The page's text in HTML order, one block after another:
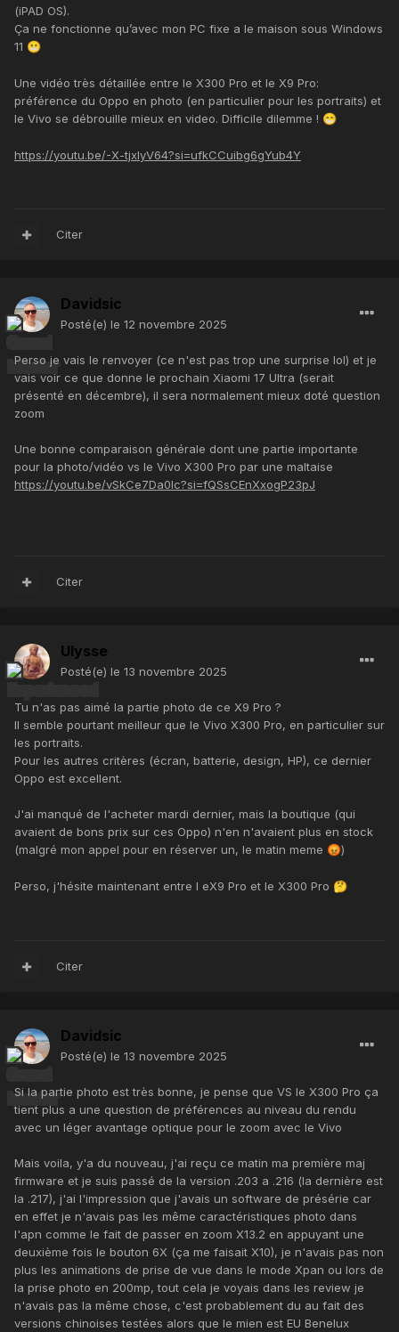
(iPAD OS).
Ça ne fonctionne qu’avec mon PC fixe a le maison sous Windows
11 😬
Une vidéo très détaillée entre le X300 Pro et le X9 Pro:
préférence du Oppo en photo (en particulier pour les portraits) et
le Vivo se débrouille mieux en video. Difficile dilemme ! 😁
https://youtu.be/-X-tjxlyV64?si=ufkCCuibg6gYub4Y
Citer
Davidsic
Posté(e) le 12 novembre 2025
Perso je vais le renvoyer (ce n'est pas trop une surprise lol) et je
vais voir ce que donne le prochain Xiaomi 17 Ultra (serait
présenté en décembre), il sera normalement mieux doté question
zoom
Une bonne comparaison générale dont une partie importante
pour la photo/vidéo vs le Vivo X300 Pro par une maltaise
https://youtu.be/vSkCe7Da0Ic?si=fQSsCEnXxogP23pJ
Citer
Ulysse
Posté(e) le 13 novembre 2025
Tu n'as pas aimé la partie photo de ce X9 Pro ?
Il semble pourtant meilleur que le Vivo X300 Pro, en particulier sur
les portraits.
Pour les autres critères (écran, batterie, design, HP), ce dernier
Oppo est excellent.
J'ai manqué de l'acheter mardi dernier, mais la boutique (qui
avaient de bons prix sur ces Oppo) n'en n'avaient plus en stock
(malgré mon appel pour en réserver un, le matin meme 😡)
Perso, j'hésite maintenant entre l eX9 Pro et le X300 Pro 🤔
Citer
Davidsic
Posté(e) le 13 novembre 2025
Si la partie photo est très bonne, je pense que VS le X300 Pro ça
tient plus a une question de préférences au niveau du rendu
avec un léger avantage optique pour le zoom avec le Vivo
Mais voila, y'a du nouveau, j'ai reçu ce matin ma première maj
firmware et je suis passé de la version .203 a .216 (la dernière est
la .217), j'ai l'impression que j'avais un software de présérie car
en effet je n'avais pas les même caractéristiques photo dans
l'apn comme le fait de passer en zoom X13.2 en appuyant une
deuxième fois le bouton 6X (ça me faisait X10), je n'avais pas non
plus les animations de prise de vue dans le mode Xpan ou lors de
la prise photo en 200mp, tout cela je voyais dans les review je
n'avais pas la même chose, c'est probablement du au fait des
versions chinoises testées alors que le mien est EU Benelux